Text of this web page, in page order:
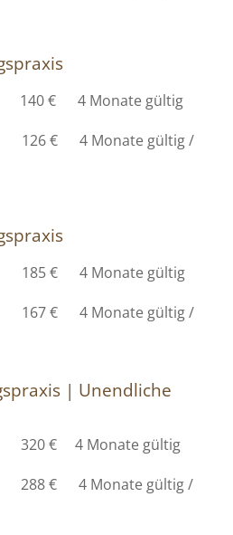
€ 4 Monate gültig
€ 4 Monate gültig /
€ 4 Monate gültig
€ 4 Monate gültig /
| Unendliche
320 € 4 Monate gültig
288 € 4 Monate gültig /